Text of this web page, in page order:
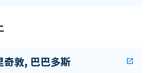
奇敦, 巴巴多斯 open_in_new